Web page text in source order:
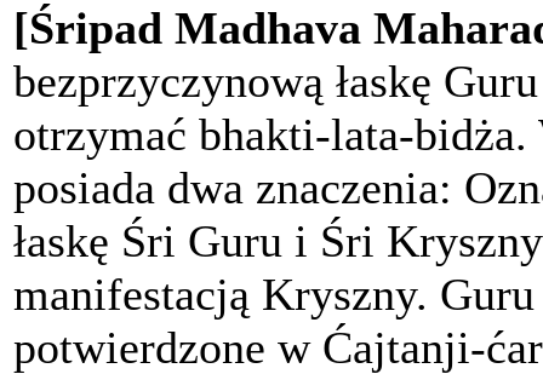
[Śripad Madhava
bezprzyczynową łaskę
otrzymać bhakti-lata-
posiada dwa znaczenia:
łaskę Śri Guru i Śri
manifestacją Kryszny.
potwierdzone w Ćajtanji-